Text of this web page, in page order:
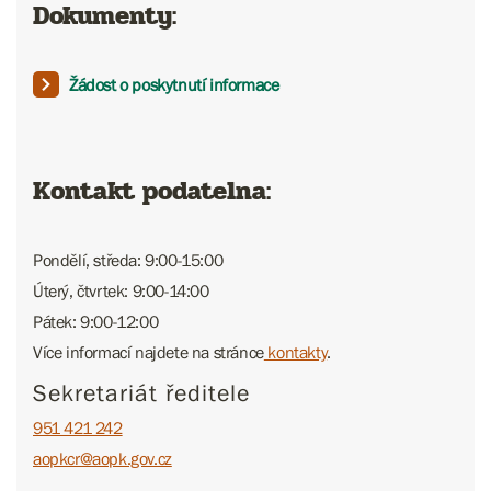
Dokumenty:
Žádost o poskytnutí informace
Kontakt podatelna:
Pondělí, středa: 9:00-15:00
Úterý, čtvrtek: 9:00-14:00
Pátek: 9:00-12:00
Více informací najdete na stráncekontakty.
Sekretariát ředitele
951 421 242
aopkcr@aopk.gov.cz